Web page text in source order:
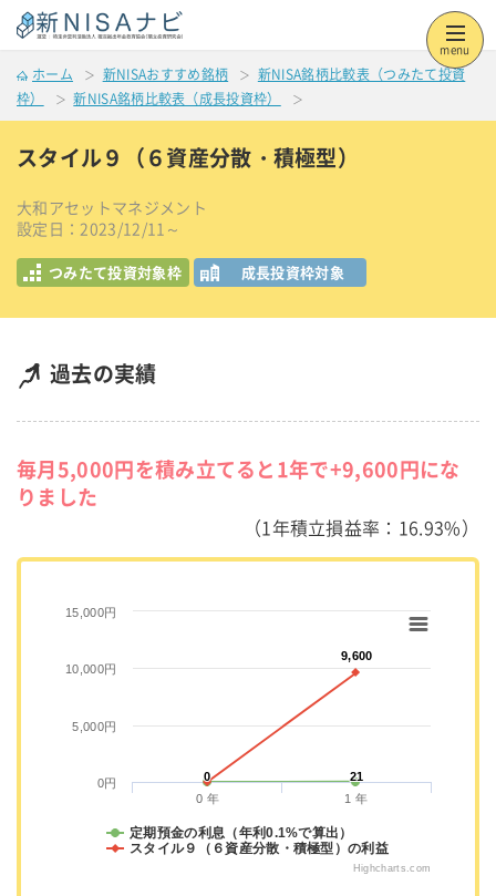
menu
ホーム 新NISAおすすめ銘柄
新NISA銘柄比較表（つみたて投資
枠）
新NISA銘柄比較表（成長投資枠）
スタイル９（６資産分散・積極型）
大和アセットマネジメント
設定日：2023/12/11～
つみたて投資対象枠 成長投資枠対象
過去の実績
毎月5,000円を積み立てると1年で+9,600円にな
りました
（1年積立損益率：16.93%）
0
0 21
21
9,600
9,600
定期預金の利息（年利0.1%で算出）
スタイル９（６資産分散・積極型）の利益
0 年 1 年
0円
5,000円
10,000円
15,000円
Highcharts.com